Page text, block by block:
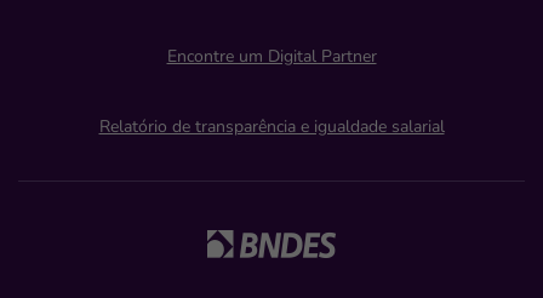
Encontre um Digital Partner
Relatório de transparência e igualdade salarial